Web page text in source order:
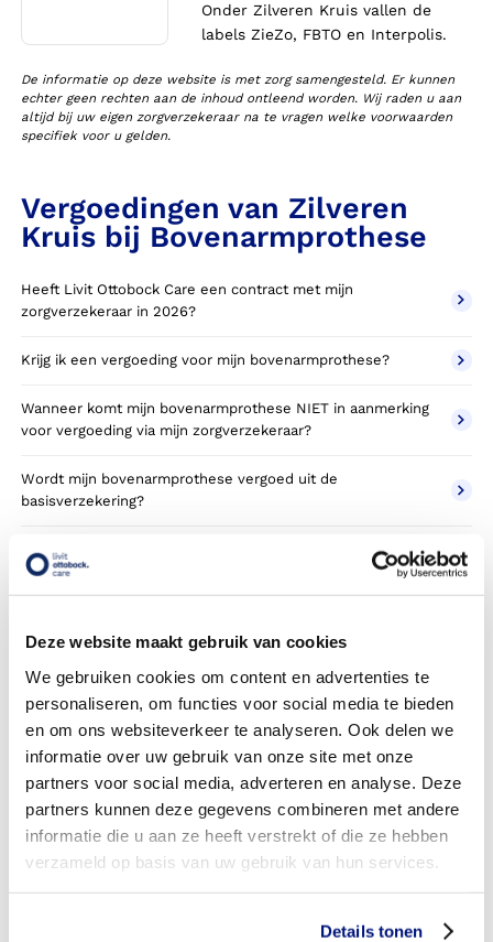
Deze website maakt gebruik van cookies
We gebruiken cookies om content en advertenties te
personaliseren, om functies voor social media te bieden
en om ons websiteverkeer te analyseren. Ook delen we
informatie over uw gebruik van onze site met onze
partners voor social media, adverteren en analyse. Deze
partners kunnen deze gegevens combineren met andere
informatie die u aan ze heeft verstrekt of die ze hebben
verzameld op basis van uw gebruik van hun services.
Details tonen
Onder Zilveren Kruis vallen de
labels ZieZo, FBTO en Interpolis.
De informatie op deze website is met zorg samengesteld. Er kunnen
echter geen rechten aan de inhoud ontleend worden. Wij raden u aan
altijd bij uw eigen zorgverzekeraar na te vragen welke voorwaarden
specifiek voor u gelden.
Vergoedingen van Zilveren
Kruis bij Bovenarmprothese
Heeft Livit Ottobock Care een contract met mijn
zorgverzekeraar in 2026?
Krijg ik een vergoeding voor mijn bovenarmprothese?
Wanneer komt mijn bovenarmprothese NIET in aanmerking
voor vergoeding via mijn zorgverzekeraar?
Wordt mijn bovenarmprothese vergoed uit de
basisverzekering?
Wordt mijn bovenarmprothese vergoed vanuit een
aanvullende verzekering?
Zijn er ook bovenarmprothesen in confectie- of standaard
uitvoeringen?
Is de bovenarmprothese mijn eigendom?
Wordt de bovenarmprothese geleverd onder de bruikleen
of lease regeling van uw zorgverzekering?
Wanneer mag mijn bovenarmprothese vervangen worden?
toestemming nodig van mijn zorgverzekeraar?